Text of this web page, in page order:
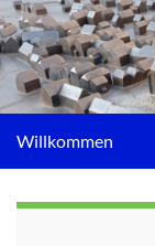
Willkommen